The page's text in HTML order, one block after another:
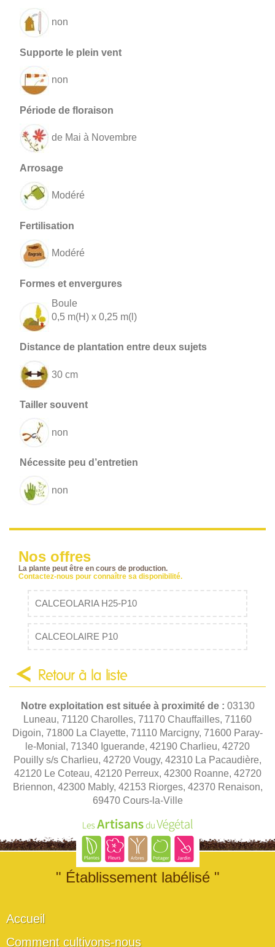
non
non
de Mai à Novembre
Modéré
Modéré
Boule
0,5 m(H) x 0,25 m(l)
30 cm
non
non
Nos offres
La plante peut être en cours de production.
Contactez-nous pour connaître sa disponibilité.
CALCEOLARIA H25-P10
CALCEOLAIRE P10
Retour à la liste
Notre exploitation est située à proximité de : 03130
Luneau, 71120 Charolles, 71170 Chauffailles, 71160
Digoin, 71800 La Clayette, 71110 Marcigny, 71600 Paray-
le-Monial, 71340 Iguerande, 42190 Charlieu, 42720
Pouilly s/s Charlieu, 42720 Vougy, 42310 La Pacaudière,
42120 Le Coteau, 42120 Perreux, 42300 Roanne, 42720
Briennon, 42300 Mably, 42153 Riorges, 42370 Renaison,
69470 Cours-la-Ville
" Établissement labélisé "
Accueil
Comment cultivons-nous